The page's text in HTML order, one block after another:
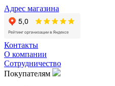
Адрес магазина
Контакты
О компании
Сотрудничество
Покупателям